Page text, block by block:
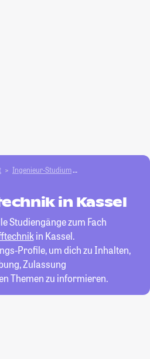
Ingenieur-Studium
in Kassel
Studiengänge zum Fach
in Kassel.
Profile, um dich zu Inhalten,
Zulassung
Themen zu informieren.